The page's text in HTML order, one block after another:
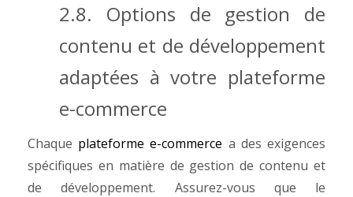
2.8. Options de gestion de
contenu et de développement
adaptées à votre plateforme
e-commerce
Chaque plateforme e-commerce a des exigences
spécifiques en matière de gestion de contenu et
de développement. Assurez-vous que le